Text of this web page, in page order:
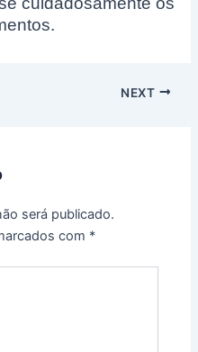
NEXT
será publicado.
com *